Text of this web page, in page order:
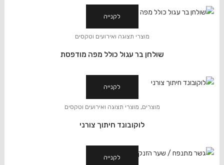
לקנייה
מוצרי תצוגה ואירועים וטקסים
שולחן בר עגול כולל מפה מודפסת
לקנייה
מוצרים, מוצרי תצוגה ואירועים וטקסים
לוקובונד חיתוך צורני
לקנייה